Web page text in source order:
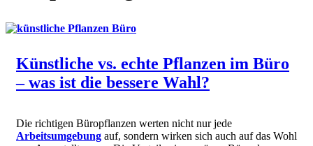
Künstliche vs. echte Pflanzen im Büro
– was ist die bessere Wahl?
Die richtigen Büropflanzen werten nicht nur jede
Arbeitsumgebung auf, sondern wirken sich auch auf das Wohl